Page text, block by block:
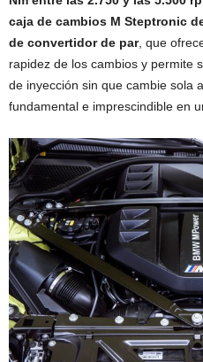
caja de cambios M Steptronic
de convertidor de par, que
rapidez de los cambios y permite
de inyección sin que cambie sola
fundamental e imprescindible en